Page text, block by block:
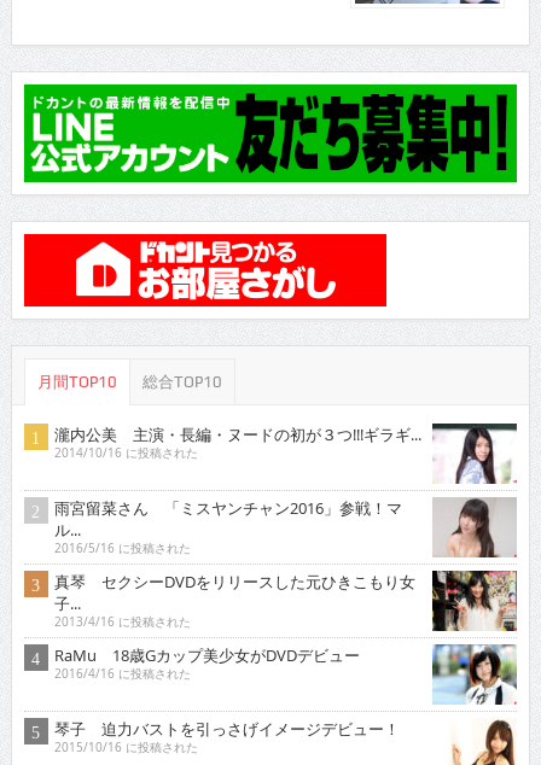
月間TOP10 総合TOP10
瀧内公美 主演・長編・ヌードの初が３つ!!!ギラギ...
2014/10/16 に投稿された
雨宮留菜さん 「ミスヤンチャン2016」参戦！マ
ル...
2016/5/16 に投稿された
真琴 セクシーDVDをリリースした元ひきこもり女
子...
2013/4/16 に投稿された
RaMu 18歳Gカップ美少女がDVDデビュー
2016/4/16 に投稿された
琴子 迫力バストを引っさげイメージデビュー！
2015/10/16 に投稿された